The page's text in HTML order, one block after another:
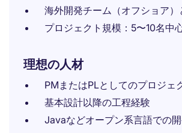
海外開発チーム（オフショア）
プロジェクト規模：5〜10名中
理想の人材
PMまたはPLとしてのプロジェ
基本設計以降の工程経験
Javaなどオープン系言語での